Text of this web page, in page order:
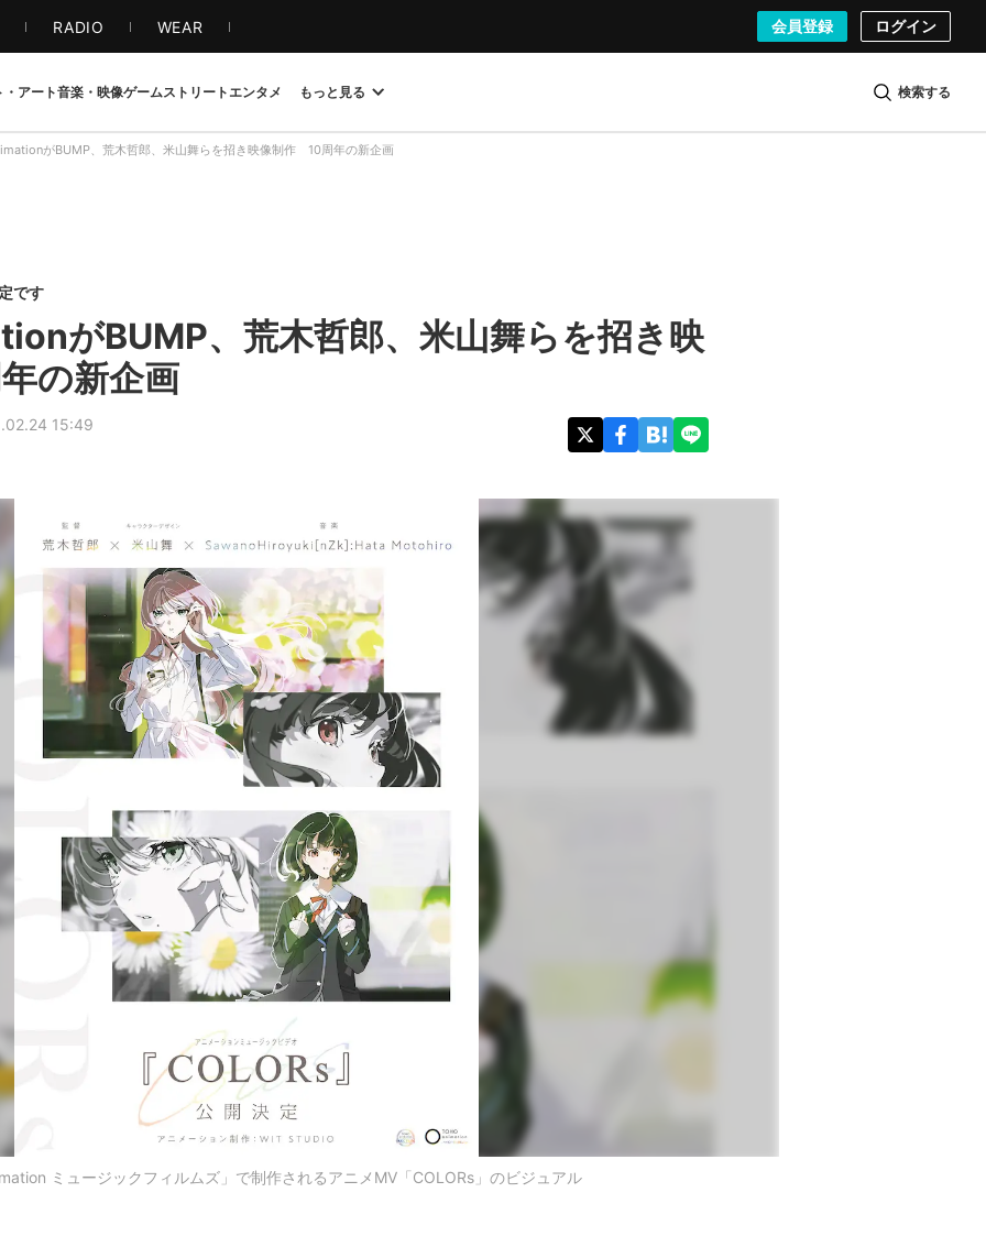
RADIO WEAR 会員登録 ログイン
アート音楽・映像ゲームストリート エンタメ もっと見る 検索する
がBUMP、荒木哲郎、米山舞らを招き映像制作 10周年の新企画
です
がBUMP、荒木哲郎、米山舞らを招き映
の新企画
15:49
ミュージックフィルムズ」で制作されるアニメMV「COLORs」のビジュアル